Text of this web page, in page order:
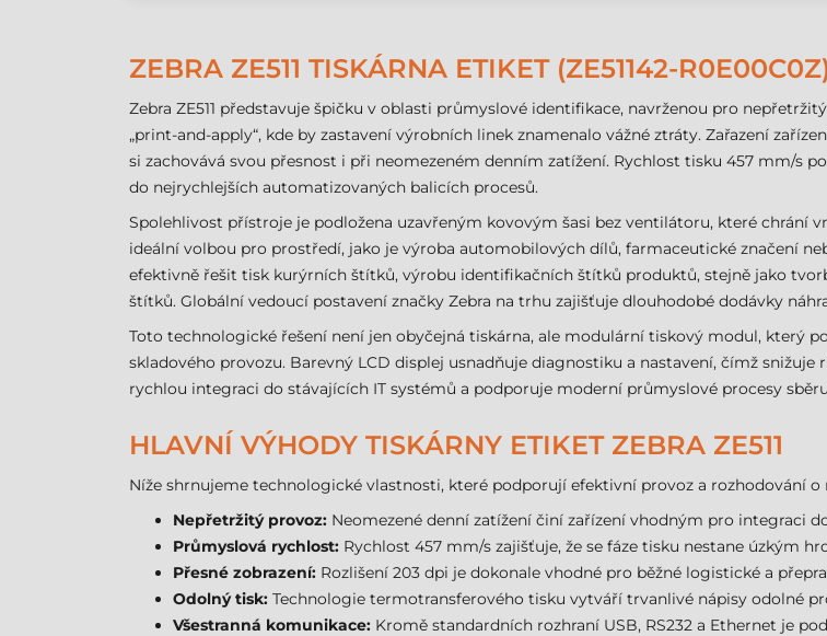
ZEBRA ZE511 TISKÁRNA ETIKET (ZE51142-
Zebra ZE511 představuje špičku v oblasti průmyslové identifikace, navrženou pro
„print-and-apply“, kde by zastavení výrobních linek znamenalo vážné ztráty. Zařazení
si zachovává svou přesnost i při neomezeném denním zatížení. Rychlost tisku 457 mm/s
do nejrychlejších automatizovaných balicích procesů.
Spolehlivost přístroje je podložena uzavřeným kovovým šasi bez ventilátoru, které chrání
ideální volbou pro prostředí, jako je výroba automobilových dílů, farmaceutické značení
efektivně řešit tisk kurýrních štítků, výrobu identifikačních štítků produktů, stejně jako
štítků. Globální vedoucí postavení značky Zebra na trhu zajišťuje dlouhodobé dodávky
Toto technologické řešení není jen obyčejná tiskárna, ale modulární tiskový modul, který
skladového provozu. Barevný LCD displej usnadňuje diagnostiku a nastavení, čímž
rychlou integraci do stávajících IT systémů a podporuje moderní průmyslové procesy
HLAVNÍ VÝHODY TISKÁRNY ETIKET ZEBRA ZE511
Níže shrnujeme technologické vlastnosti, které podporují efektivní provoz a rozhodování o
Nepřetržitý provoz: Neomezené denní zatížení činí zařízení vhodným pro integraci
Průmyslová rychlost: Rychlost 457 mm/s zajišťuje, že se fáze tisku nestane úzkým
Přesné zobrazení: Rozlišení 203 dpi je dokonale vhodné pro běžné logistické a
Odolný tisk: Technologie termotransferového tisku vytváří trvanlivé nápisy odolné
Všestranná komunikace: Kromě standardních rozhraní USB, RS232 a Ethernet je